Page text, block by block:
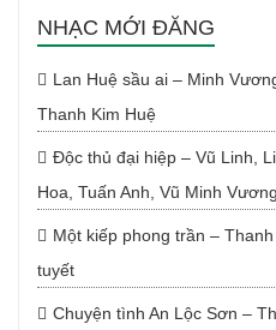
NHẠC MỚI ĐĂNG
Lan Huệ sầu ai – Minh
Thanh Kim Huệ
Độc thủ đại hiệp – Vũ Linh,
Hoa, Tuấn Anh, Vũ Minh Vương
Một kiếp phong trần –
tuyết
Chuyện tình An Lộc Sơn –